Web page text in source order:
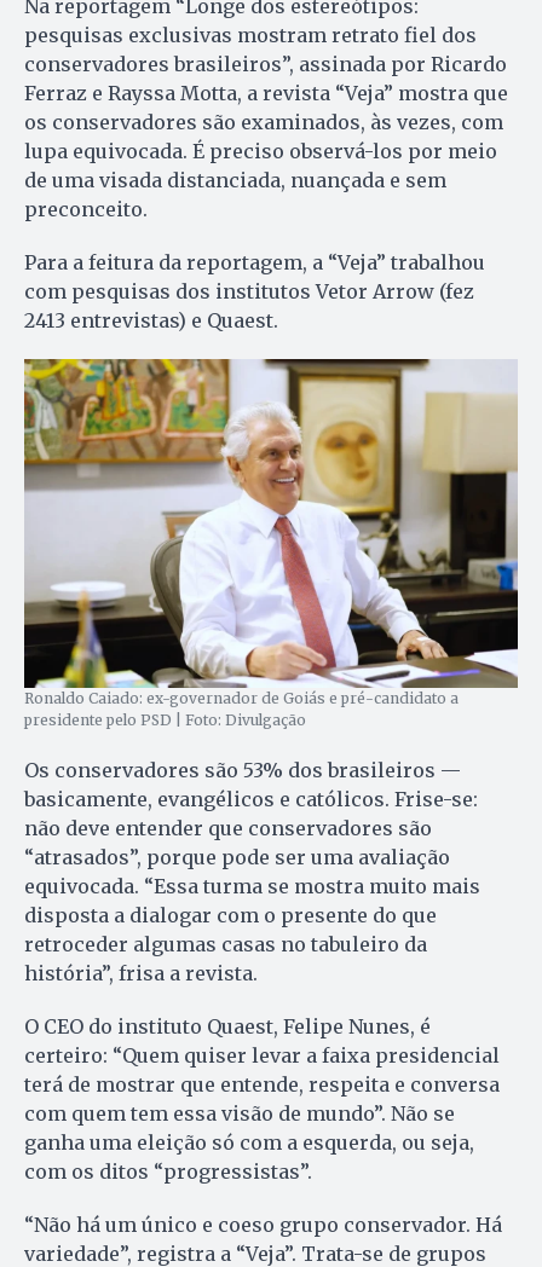
Na reportagem “Longe dos estereótipos:
pesquisas exclusivas mostram retrato fiel dos
conservadores brasileiros”, assinada por Ricardo
Ferraz e Rayssa Motta, a revista “Veja” mostra que
os conservadores são examinados, às vezes, com
lupa equivocada. É preciso observá-los por meio
de uma visada distanciada, nuançada e sem
preconceito.
Para a feitura da reportagem, a “Veja” trabalhou
com pesquisas dos institutos Vetor Arrow (fez
2413 entrevistas) e Quaest.
Ronaldo Caiado: ex-governador de Goiás e pré-candidato a
presidente pelo PSD | Foto: Divulgação
Os conservadores são 53% dos brasileiros —
basicamente, evangélicos e católicos. Frise-se:
não deve entender que conservadores são
“atrasados”, porque pode ser uma avaliação
equivocada. “Essa turma se mostra muito mais
disposta a dialogar com o presente do que
retroceder algumas casas no tabuleiro da
história”, frisa a revista.
O CEO do instituto Quaest, Felipe Nunes, é
certeiro: “Quem quiser levar a faixa presidencial
terá de mostrar que entende, respeita e conversa
com quem tem essa visão de mundo”. Não se
ganha uma eleição só com a esquerda, ou seja,
com os ditos “progressistas”.
“Não há um único e coeso grupo conservador. Há
variedade”, registra a “Veja”. Trata-se de grupos